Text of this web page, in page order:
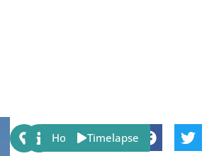
Share:
Host Timelapse